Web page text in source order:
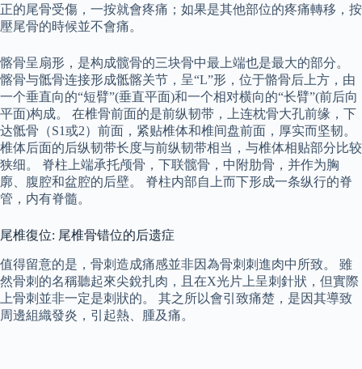
正的尾骨受傷，一按就會疼痛；如果是其他部位的疼痛轉移，按
壓尾骨的時候並不會痛。
髂骨呈扇形，是构成髋骨的三块骨中最上端也是最大的部分。
髂骨与骶骨连接形成骶髂关节，呈“L”形，位于骼骨后上方，由
一个垂直向的“短臂”(垂直平面)和一个相对横向的“长臂”(前后向
平面)构成。 在椎骨前面的是前纵韧带，上连枕骨大孔前缘，下
达骶骨（S1或2）前面，紧贴椎体和椎间盘前面，厚实而坚韧。
椎体后面的后纵韧带长度与前纵韧带相当，与椎体相贴部分比较
狭细。 脊柱上端承托颅骨，下联髋骨，中附肋骨，并作为胸
廓、腹腔和盆腔的后壁。 脊柱内部自上而下形成一条纵行的脊
管，内有脊髓。
尾椎復位: 尾椎骨错位的后遗症
值得留意的是，骨刺造成痛感並非因為骨刺刺進肉中所致。 雖
然骨刺的名稱聽起來尖銳扎肉，且在X光片上呈刺針狀，但實際
上骨刺並非一定是刺狀的。 其之所以會引致痛楚，是因其導致
周邊組織發炎，引起熱、腫及痛。